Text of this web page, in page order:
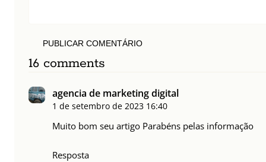
PUBLICAR COMENTÁRIO
16 comments
agencia de marketing digital
1 de setembro de 2023 16:40
Muito bom seu artigo Parabéns pelas informação
Resposta